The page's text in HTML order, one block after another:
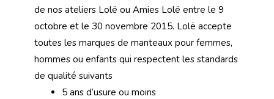
de nos ateliers Lolë ou Amies Lolë entre le 9
octobre et le 30 novembre 2015. Lolë accepte
toutes les marques de manteaux pour femmes,
hommes ou enfants qui respectent les standards
de qualité suivants
5 ans d’usure ou moins